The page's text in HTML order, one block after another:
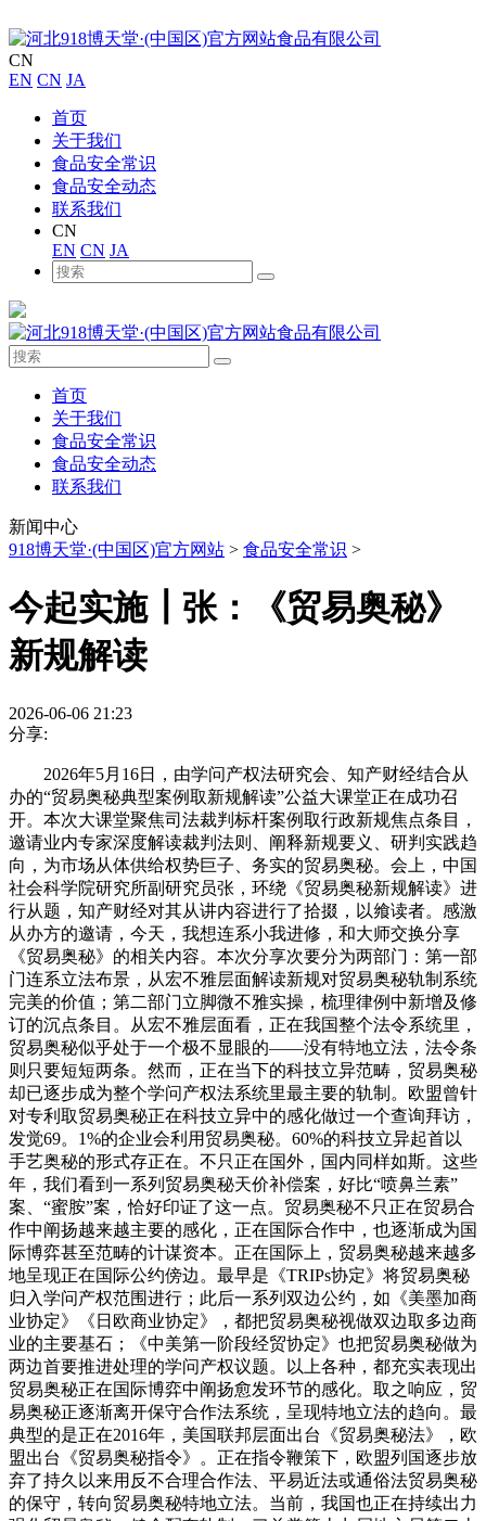
CN
EN CN JA
首页
关于我们
食品安全常识
食品安全动态
联系我们
CN
EN CN JA
首页
关于我们
食品安全常识
食品安全动态
联系我们
新闻中心
918博天堂·(中国区)官方网站 > 食品安全常识 >
今起实施┃张：《贸易奥秘》
新规解读
2026-06-06 21:23
分享:
2026年5月16日，由学问产权法研究会、知产财经结合从
办的“贸易奥秘典型案例取新规解读”公益大课堂正在成功召
开。本次大课堂聚焦司法裁判标杆案例取行政新规焦点条目，
邀请业内专家深度解读裁判法则、阐释新规要义、研判实践趋
向，为市场从体供给权势巨子、务实的贸易奥秘。会上，中国
社会科学院研究所副研究员张，环绕《贸易奥秘新规解读》进
行从题，知产财经对其从讲内容进行了拾掇，以飨读者。感激
从办方的邀请，今天，我想连系小我进修，和大师交换分享
《贸易奥秘》的相关内容。本次分享次要分为两部门：第一部
门连系立法布景，从宏不雅层面解读新规对贸易奥秘轨制系统
完美的价值；第二部门立脚微不雅实操，梳理律例中新增及修
订的沉点条目。从宏不雅层面看，正在我国整个法令系统里，
贸易奥秘似乎处于一个极不显眼的——没有特地立法，法令条
则只要短短两条。然而，正在当下的科技立异范畴，贸易奥秘
却已逐步成为整个学问产权法系统里最主要的轨制。欧盟曾针
对专利取贸易奥秘正在科技立异中的感化做过一个查询拜访，
发觉69。1%的企业会利用贸易奥秘。60%的科技立异起首以
手艺奥秘的形式存正在。不只正在国外，国内同样如斯。这些
年，我们看到一系列贸易奥秘天价补偿案，好比“喷鼻兰素”
案、“蜜胺”案，恰好印证了这一点。贸易奥秘不只正在贸易合
作中阐扬越来越主要的感化，正在国际合作中，也逐渐成为国
际博弈甚至范畴的计谋资本。正在国际上，贸易奥秘越来越多
地呈现正在国际公约傍边。最早是《TRIPs协定》将贸易奥秘
归入学问产权范围进行；此后一系列双边公约，如《美墨加商
业协定》《日欧商业协定》，都把贸易奥秘视做双边取多边商
业的主要基石；《中美第一阶段经贸协定》也把贸易奥秘做为
两边首要推进处理的学问产权议题。以上各种，都充实表现出
贸易奥秘正在国际博弈中阐扬愈发环节的感化。取之响应，贸
易奥秘正逐渐离开保守合作法系统，呈现特地立法的趋向。最
典型的是正在2016年，美国联邦层面出台《贸易奥秘法》，欧
盟出台《贸易奥秘指令》。正在指令鞭策下，欧盟列国逐步放
弃了持久以来用反不合理合作法、平易近法或通俗法贸易奥秘
的保守，转向贸易奥秘特地立法。当前，我国也正在持续出力